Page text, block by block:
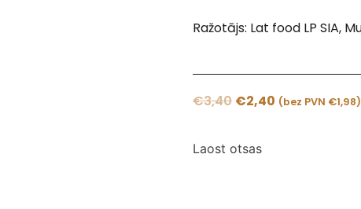
Ražotājs: Lat food LP SIA,
€3,40 €2,40 (bez PVN €1,98)
Laost otsas